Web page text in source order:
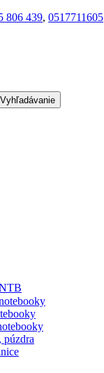
806 439, 0517711605
Vyhľadávanie
púzdra